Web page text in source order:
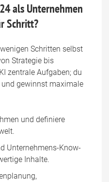
als Unternehmen
Schritt?
Schritten selbst
Strategie bis
zentrale Aufgaben; du
gewinnst maximale
und definiere
Unternehmens-Know-
Inhalte.